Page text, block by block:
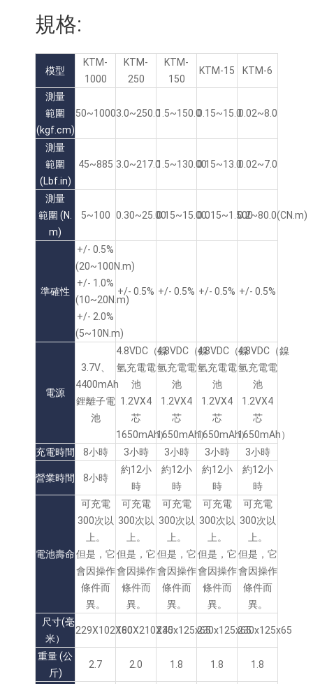
規格:
模型
KTM-
1000
KTM-
250
KTM-
150
KTM-15 KTM-6
測量
範圍
(kgf.cm)
50~10003.0~250.01.5~150.00.15~15.00.02~8.0
測量
範圍
(Lbf.in)
45~885 3.0~217.01.5~130.000.15~13.00.02~7.0
測量
範圍 (N.
m)
5~100 0.30~25.000.15~15.000.015~1.5000.2~80.0(CN.m)
準確性
+/- 0.5%
(20~100N.m)
+/- 1.0%
(10~20N.m)
+/- 2.0%
(5~10N.m)
+/- 0.5% +/- 0.5% +/- 0.5% +/- 0.5%
電源
3.7V、
4400mAh
鋰離子電
池
4.8VDC（鎳
氫充電電
池
1.2VX4
芯
1650mAh）
4.8VDC（鎳
氫充電電
池
1.2VX4
芯
1650mAh）
4.8VDC（鎳
氫充電電
池
1.2VX4
芯
1650mAh）
4.8VDC（鎳
氫充電電
池
1.2VX4
芯
1650mAh）
充電時間
8小時 3小時 3小時 3小時 3小時
營業時間 8小時
約12小
時
約12小
時
約12小
時
約12小
時
電池壽命
可充電
300次以
上。
但是，它
會因操作
條件而
異。
可充電
300次以
上。
但是，它
會因操作
條件而
異。
可充電
300次以
上。
但是，它
會因操作
條件而
異。
可充電
300次以
上。
但是，它
會因操作
條件而
異。
可充電
300次以
上。
但是，它
會因操作
條件而
異。
尺寸(毫
米）
229X102X80160X210X45230x125x65230x125x65230x125x65
重量 (公
斤)
2.7 2.0 1.8 1.8 1.8